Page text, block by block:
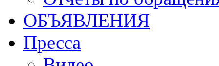
ОБЪЯВЛЕНИЯ
Пресса